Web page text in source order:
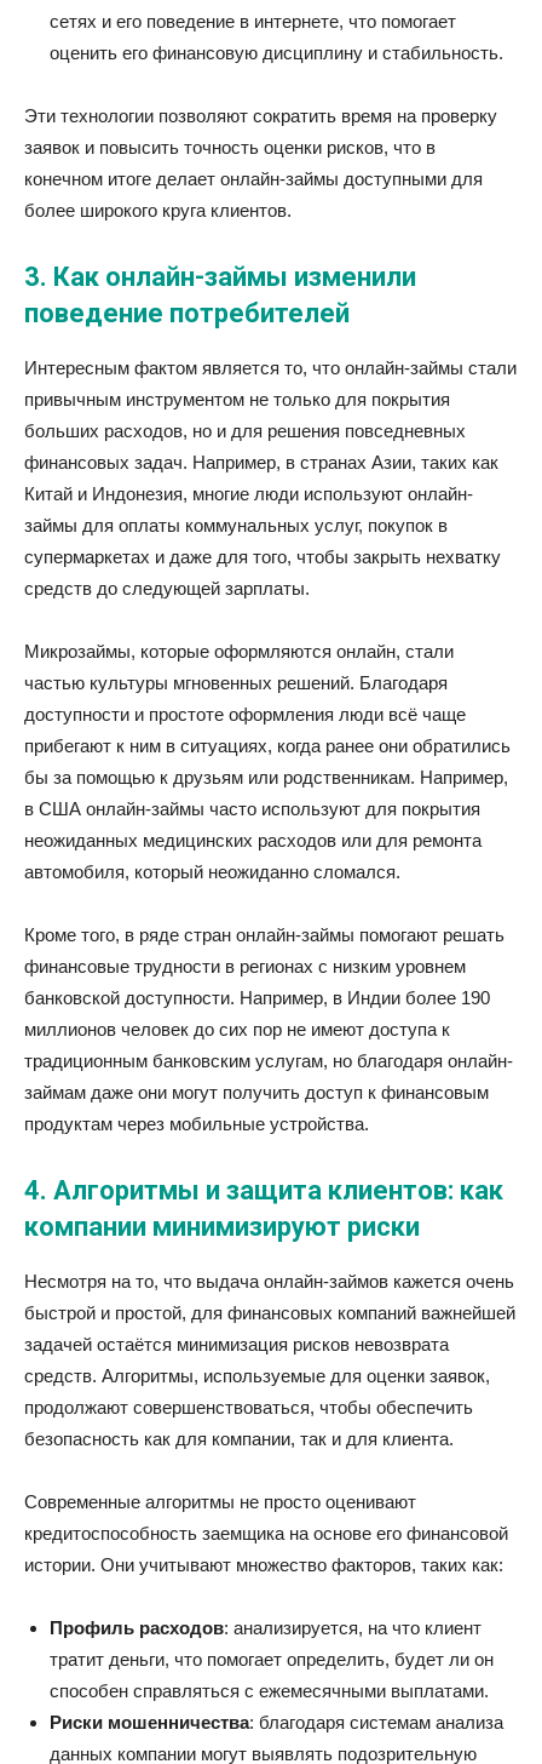
сетях и его поведение в интернете, что помогает
оценить его финансовую дисциплину и стабильность.
Эти технологии позволяют сократить время на проверку
заявок и повысить точность оценки рисков, что в
конечном итоге делает онлайн-займы доступными для
более широкого круга клиентов.
3. Как онлайн-займы изменили
поведение потребителей
Интересным фактом является то, что онлайн-займы стали
привычным инструментом не только для покрытия
больших расходов, но и для решения повседневных
финансовых задач. Например, в странах Азии, таких как
Китай и Индонезия, многие люди используют онлайн-
займы для оплаты коммунальных услуг, покупок в
супермаркетах и даже для того, чтобы закрыть нехватку
средств до следующей зарплаты.
Микрозаймы, которые оформляются онлайн, стали
частью культуры мгновенных решений. Благодаря
доступности и простоте оформления люди всё чаще
прибегают к ним в ситуациях, когда ранее они обратились
бы за помощью к друзьям или родственникам. Например,
в США онлайн-займы часто используют для покрытия
неожиданных медицинских расходов или для ремонта
автомобиля, который неожиданно сломался.
Кроме того, в ряде стран онлайн-займы помогают решать
финансовые трудности в регионах с низким уровнем
банковской доступности. Например, в Индии более 190
миллионов человек до сих пор не имеют доступа к
традиционным банковским услугам, но благодаря онлайн-
займам даже они могут получить доступ к финансовым
продуктам через мобильные устройства.
4. Алгоритмы и защита клиентов: как
компании минимизируют риски
Несмотря на то, что выдача онлайн-займов кажется очень
быстрой и простой, для финансовых компаний важнейшей
задачей остаётся минимизация рисков невозврата
средств. Алгоритмы, используемые для оценки заявок,
продолжают совершенствоваться, чтобы обеспечить
безопасность как для компании, так и для клиента.
Современные алгоритмы не просто оценивают
кредитоспособность заемщика на основе его финансовой
истории. Они учитывают множество факторов, таких как:
Профиль расходов: анализируется, на что клиент
тратит деньги, что помогает определить, будет ли он
способен справляться с ежемесячными выплатами.
Риски мошенничества: благодаря системам анализа
данных компании могут выявлять подозрительную